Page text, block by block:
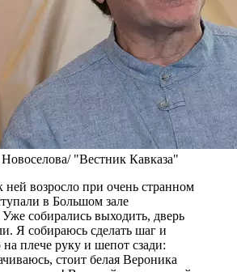
"Вестник Кавказа"
возросло при очень странном
в Большом зале
собирались выходить, дверь
Я собираюсь сделать шаг и
плече руку и шепот сзади:
стоит белая Вероника